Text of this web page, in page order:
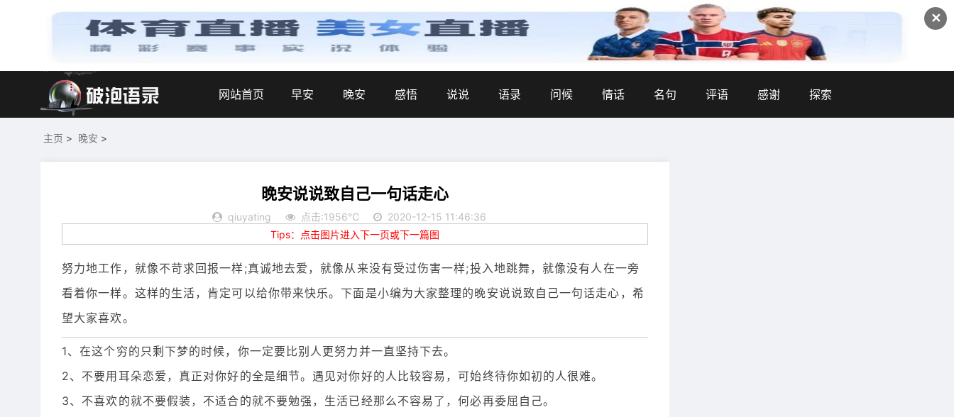
✕
网站首页 早安 晚安 感悟 说说 语录 问候 情话 名句 评语 感谢 探索
主页 > 晚安 >
晚安说说致自己一句话走心
qiuyating 点击:1956℃
2020-12-15 11:46:36
Tips：点击图片进入下一页或下一篇图
努力地工作，就像不苛求回报一样;真诚地去爱，就像从来没有受过伤害一样;投入地跳舞，就像没有人在一旁
看着你一样。这样的生活，肯定可以给你带来快乐。下面是小编为大家整理的晚安说说致自己一句话走心，希
望大家喜欢。
1、在这个穷的只剩下梦的时候，你一定要比别人更努力并一直坚持下去。
2、不要用耳朵恋爱，真正对你好的全是细节。遇见对你好的人比较容易，可始终待你如初的人很难。
3、不喜欢的就不要假装，不适合的就不要勉强，生活已经那么不容易了，何必再委屈自己。